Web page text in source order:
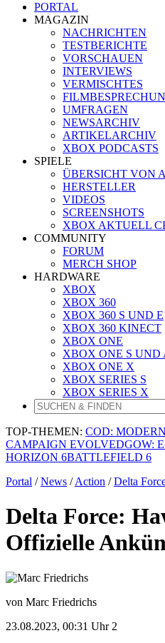
PORTAL
MAGAZIN
NACHRICHTEN
TESTBERICHTE
VORSCHAUEN
INTERVIEWS
VERMISCHTES
UMFRAGEN
NEWSARCHIV
ARTIKELARCHIV
XBOX PODCASTS
SPIELE
ÜBERSICHT VON
HERSTELLER
VIDEOS
SCREENSHOTS
XBOX AKTUELL
COMMUNITY
FORUM
MERCH SHOP
HARDWARE
XBOX
XBOX 360
XBOX 360 S UND E
XBOX 360 KINECT
XBOX ONE
XBOX ONE S
XBOX ONE X
XBOX SERIES S
XBOX SERIES X
TOP-THEMEN: COD:
CAMPAIGN EVOLVEDGOW:
HORIZON 6BATTLEFIELD 6
Portal /News /Action /Delta
Delta Force:
Offizielle
von Marc Friedrichs
23.08.2023, 00:31 Uhr2